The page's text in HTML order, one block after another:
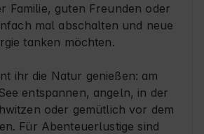
Familie, guten Freunden oder
mal abschalten und neue
tanken möchten.
ihr die Natur genießen: am
entspannen, angeln, in der
oder gemütlich vor dem
Für Abenteuerlustige sind